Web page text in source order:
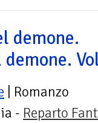
demone.
| Romanzo
- Reparto